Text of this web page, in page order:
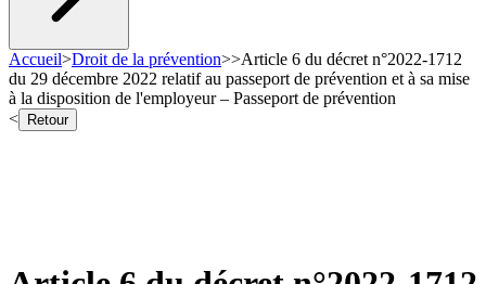
Accueil>Droit de la prévention>>Article 6 du décret n°2022-1712
du 29 décembre 2022 relatif au passeport de prévention et à sa mise
à la disposition de l'employeur – Passeport de prévention
<
Retour